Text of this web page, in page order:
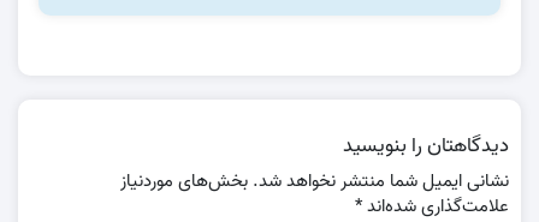
دیدگاهتان را بنویسید
نشانی ایمیل شما منتشر نخواهد شد. بخش‌های موردنیاز
علامت‌گذاری شده‌اند*